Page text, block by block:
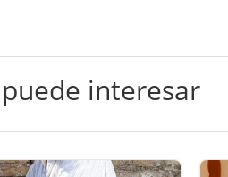
interesar